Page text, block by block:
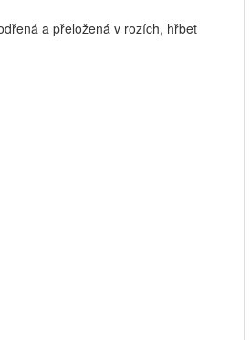
a přeložená v rozích, hřbet